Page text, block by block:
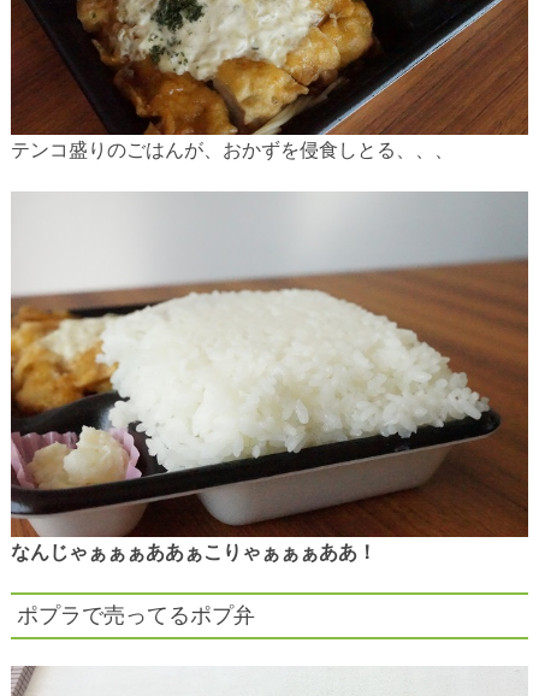
テンコ盛りのごはんが、おかずを侵食しとる、、、
なんじゃぁぁぁああぁこりゃぁぁぁああ！
ポプラで売ってるポプ弁